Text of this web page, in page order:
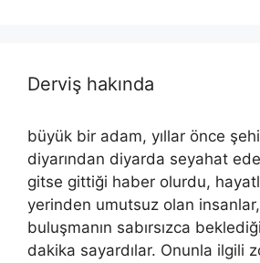
Derviş hakında
büyük bir adam, yıllar önce
diyarından diyarda seyahat
gitse gittiği haber olurdu,
yerinden umutsuz olan
buluşmanın sabırsızca
dakika sayardılar. Onunla ilgili